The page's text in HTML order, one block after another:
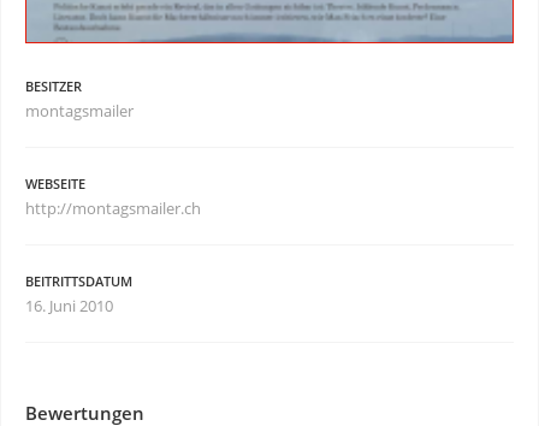
BESITZER
montagsmailer
WEBSEITE
http://montagsmailer.ch
BEITRITTSDATUM
16. Juni 2010
Bewertungen